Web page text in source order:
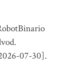
07-30].